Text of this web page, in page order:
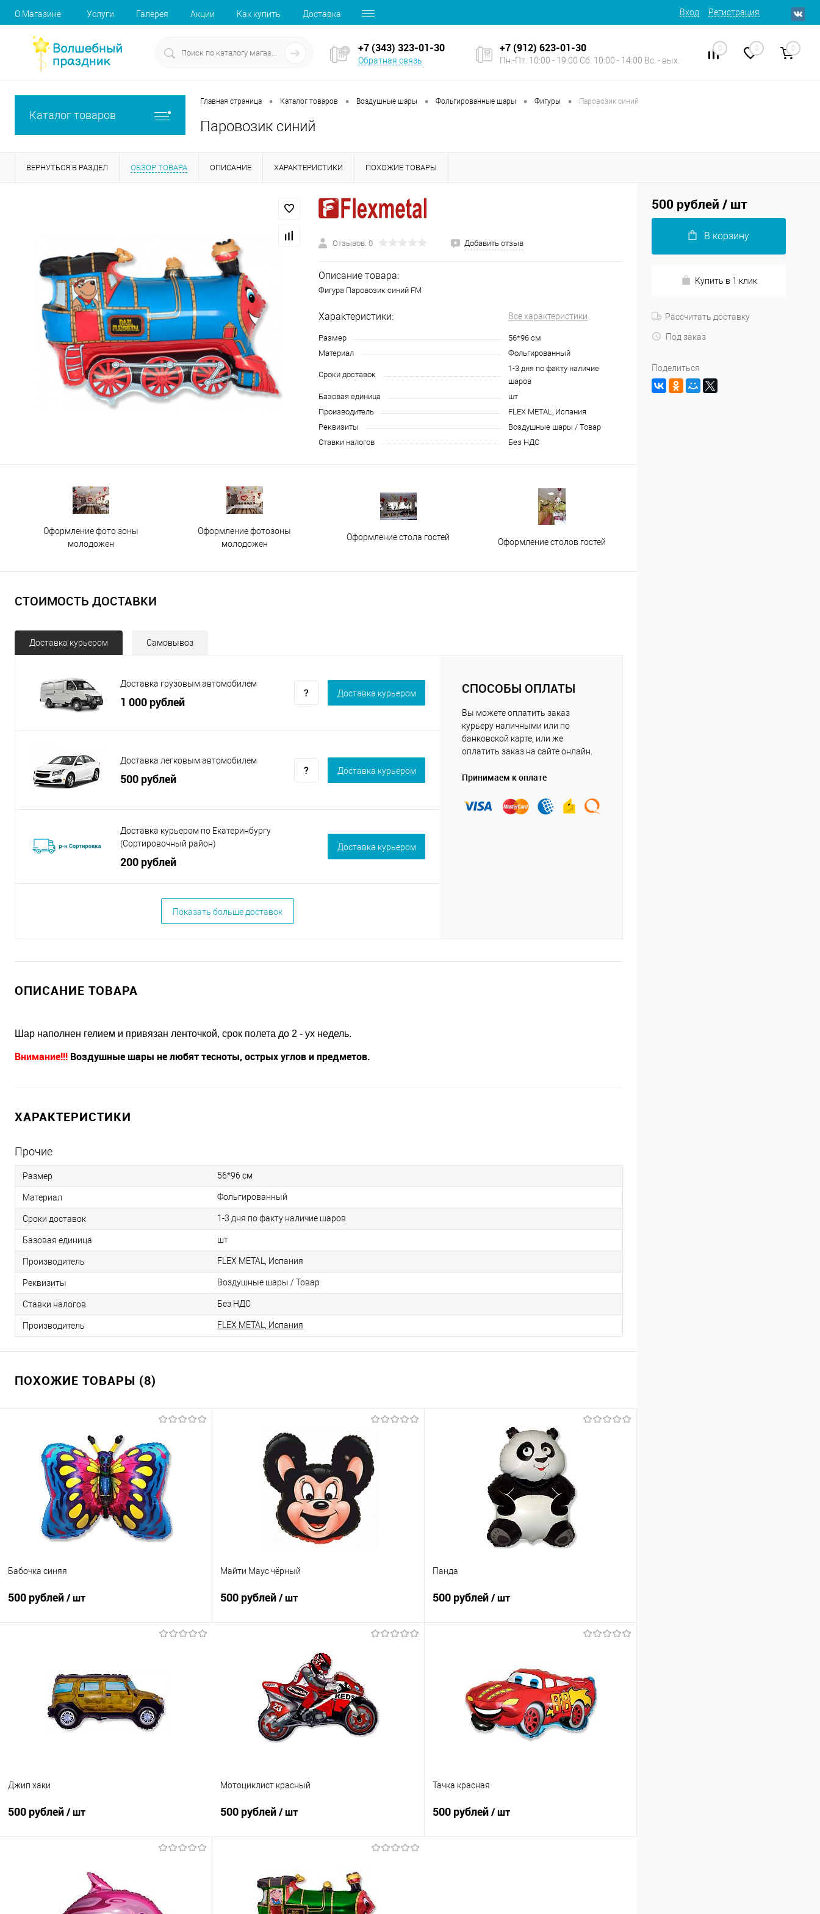
О Магазине Услуги Галерея Акции Как купить Доставка Вход Регистрация
+7 (343) 323-01-30
Обратная связь
+7 (912) 623-01-30
Пн.-Пт. 10:00 - 19:00 Сб. 10:00 - 14:00 Вс. - вых.
0 0 0
Каталог товаров
Главная страница • Каталог товаров • Воздушные шары • Фольгированные шары • Фигуры • Паровозик синий
Паровозик синий
ВЕРНУТЬСЯ В РАЗДЕЛ ОБЗОР ТОВАРА ОПИСАНИЕ ХАРАКТЕРИСТИКИ ПОХОЖИЕ ТОВАРЫ
Отзывов: 0 Добавить отзыв
Описание товара:
Фигура Паровозик синий FM
Характеристики: Все характеристики
Размер
56*96 см
Материал
Фольгированный
Сроки доставок
1-3 дня по факту наличие
шаров
Базовая единица
шт
Производитель
FLEX METAL, Испания
Реквизиты
Воздушные шары / Товар
Ставки налогов
Без НДС
Оформление фото зоны
молодожен
Оформление фотозоны
молодожен
Оформление стола гостей Оформление столов гостей
СТОИМОСТЬ ДОСТАВКИ
Доставка курьером Самовывоз
Доставка грузовым автомобилем
1 000 рублей
Доставка курьером
Доставка легковым автомобилем
500 рублей
Доставка курьером
Доставка курьером по Екатеринбургу
(Сортировочный район)
200 рублей
Доставка курьером
Показать больше доставок
СПОСОБЫ ОПЛАТЫ
Вы можете оплатить заказ
курьеру наличными или по
банковской карте, или же
оплатить заказ на сайте онлайн.
Принимаем к оплате
ОПИСАНИЕ ТОВАРА
Шар наполнен гелием и привязан ленточкой, срок полета до 2 - ух недель.
Внимание!!! Воздушные шары не любят тесноты, острых углов и предметов.
ХАРАКТЕРИСТИКИ
Прочие
Размер 56*96 см
Материал Фольгированный
Сроки доставок 1-3 дня по факту наличие шаров
Базовая единица шт
Производитель FLEX METAL, Испания
Реквизиты Воздушные шары / Товар
Ставки налогов Без НДС
Производитель FLEX METAL, Испания
ПОХОЖИЕ ТОВАРЫ (8)
Бабочка синяя
500 рублей/ шт
Купить в 1 клик
Сравнение
В избранное
Под заказ
Майти Маус чёрный
500 рублей/ шт
Купить в 1 клик
Сравнение
В избранное
Под заказ
Панда
500 рублей/ шт
Купить в 1 клик
Сравнение
В избранное
Под заказ
Джип хаки
500 рублей/ шт
Сравнение
Мотоциклист красный
500 рублей/ шт
Купить в 1 клик
Сравнение
Тачка красная
500 рублей/ шт
500 рублей / шт
В корзину
Купить в 1 клик
Рассчитать доставку
Под заказ
Поделиться